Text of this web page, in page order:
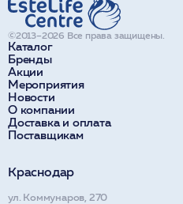
Каталог
Бренды
Акции
Мероприятия
Новости
О компании
Доставка и оплата
Поставщикам
©2013–2026 Все права защищены.
Краснодар
ул. Коммунаров, 270